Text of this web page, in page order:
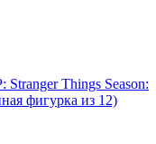
Things Season:
фигурка из 12)